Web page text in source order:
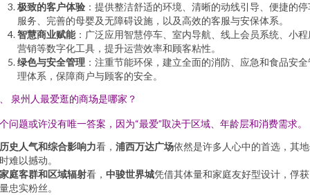
极致的客户体验 ：提供整洁舒适的环境、清晰的动线引导、便捷的停
服务、完善的母婴及无障碍设施，以及高效的客服与安保体系。
智慧商业赋能：广泛应用智慧停车、室内导航、线上会员系统、小程
营销等数字化工具，提升运营效率和顾客粘性。
绿色与安全管理 ：注重节能环保，建立全面的消防、应急和食品安全
理体系，保障商户与顾客的安全。
泉州人最爱逛的商场是哪家？
问题或许没有唯一答案，因为“最爱”取决于区域、年龄层和消费需求。
历史人气和综合影响力看， 浦西万达广场依然是许多人心中的首选，其
难以撼动。
家庭客群和区域辐射看， 中骏世界城凭借其体量和家庭友好型设计，俘
忠实粉丝。